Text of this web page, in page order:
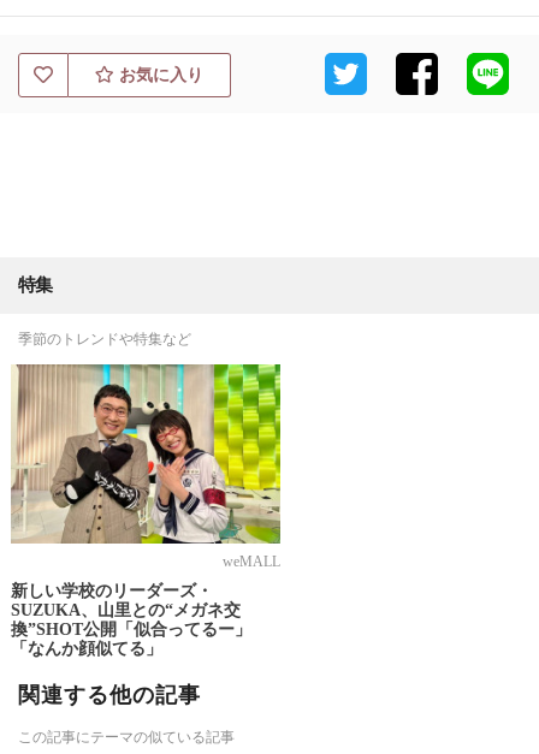
お気に入り
特集
季節のトレンドや特集など
weMALL
新しい学校のリーダーズ・
SUZUKA、山里との“メガネ交
換”SHOT公開「似合ってるー」
「なんか顔似てる」
関連する他の記事
この記事にテーマの似ている記事